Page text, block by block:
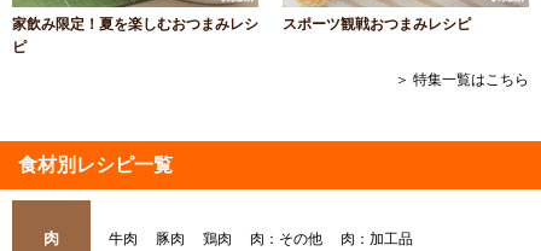
家飲み限定！夏を楽しむおつまみレシ
ピ
スポーツ観戦おつまみレシピ
＞ 特集一覧はこちら
食材別レシピ一覧
肉 牛肉 豚肉 鶏肉 肉：その他 肉：加工品